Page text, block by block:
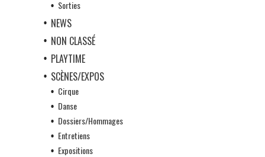
Sorties
NEWS
NON CLASSÉ
PLAYTIME
SCÈNES/EXPOS
Cirque
Danse
Dossiers/Hommages
Entretiens
Expositions